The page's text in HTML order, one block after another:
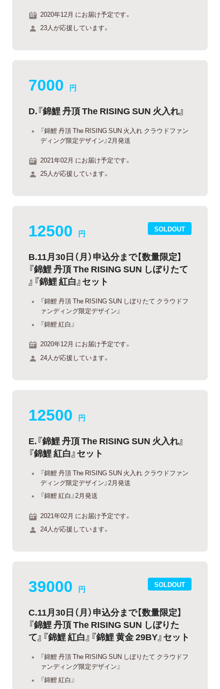
2020年12月 にお届け予定です。
23人が応援しています。
7000 円
D.『錦鯉 丹頂 The RISING SUN 火入れ』
『錦鯉 丹頂 The RISING SUN 火入れ クラウドファン
ディング限定デザイン』2月発送
2021年02月 にお届け予定です。
25人が応援しています。
SOLDOUT
12500 円
B.11月30日（月）申込分まで【数量限定】
『錦鯉 丹頂 The RISING SUN しぼりたて
』『錦鯉 紅白』セット
『錦鯉 丹頂 The RISING SUN しぼりたて クラウドフ
ァンディング限定デザイン』
『錦鯉 紅白』
2020年12月 にお届け予定です。
24人が応援しています。
12500 円
E.『錦鯉 丹頂 The RISING SUN 火入れ』
『錦鯉 紅白』セット
『錦鯉 丹頂 The RISING SUN 火入れ クラウドファン
ディング限定デザイン』2月発送
『錦鯉 紅白』2月発送
2021年02月 にお届け予定です。
24人が応援しています。
SOLDOUT
39000 円
C.11月30日（月）申込分まで【数量限定】
『錦鯉 丹頂 The RISING SUN しぼりた
て』『錦鯉 紅白』『錦鯉 黄金 29BY』セット
『錦鯉 丹頂 The RISING SUN しぼりたて クラウドフ
ァンディング限定デザイン』
『錦鯉 紅白』